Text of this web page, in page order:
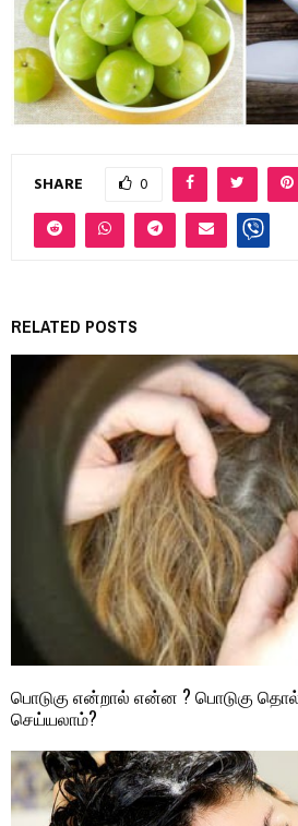
SHARE 0
RELATED POSTS
பொடுகு என்றால் என்ன ? பொடுகு
செய்யலாம்?